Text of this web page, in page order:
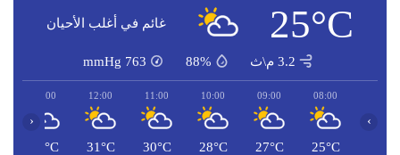
25°C غائم في أغلب الأحيان
3.2 م\ث 88%
763
mmHg
08:00
25°C
09:00
27°C
10:00
28°C
11:00
30°C
12:00
31°C
13:00
32°C
‹ ›